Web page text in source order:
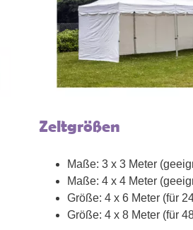
Zeltgrößen
Maße: 3 x 3 Meter
Maße: 4 x 4 Meter
Größe: 4 x 6 Meter (für
Größe: 4 x 8 Meter (für